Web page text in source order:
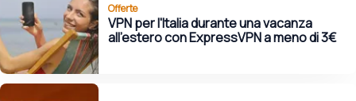
Offerte
VPN per l'Italia durante una vacanza
all'estero con ExpressVPN a meno di 3€